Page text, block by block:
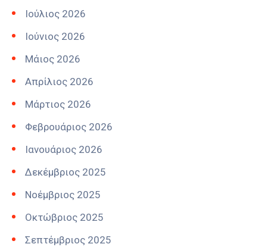
Ιούλιος 2026
Ιούνιος 2026
Μάιος 2026
Απρίλιος 2026
Μάρτιος 2026
Φεβρουάριος 2026
Ιανουάριος 2026
Δεκέμβριος 2025
Νοέμβριος 2025
Οκτώβριος 2025
Σεπτέμβριος 2025